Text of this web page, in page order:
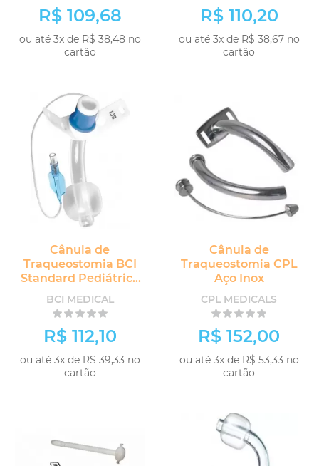
R$ 109,68
ou até 3x de R$ 38,48 no
cartão
R$ 110,20
ou até 3x de R$ 38,67 no
cartão
Cânula de
Traqueostomia BCI
Standard Pediátrica
com Cuff sem
Fenestra
BCI MEDICAL
R$ 112,10
ou até 3x de R$ 39,33 no
cartão
Cânula de
Traqueostomia CPL
Aço Inox
CPL MEDICALS
R$ 152,00
ou até 3x de R$ 53,33 no
cartão